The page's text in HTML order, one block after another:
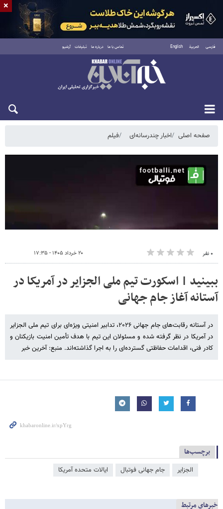
فارسی العربية English تماس با ما درباره ما تبلیغات آرشیو
پنجشنبه ۱۵ مرداد ۱۴۰۵
صفحه اصلی اخبار چندرسانه‌ای فیلم
۰ نفر ۲۰ خرداد ۱۴۰۵ - ۱۷:۳۵
ببینید | اسکورت تیم ملی الجزایر در آمریکا در
آستانه آغاز جام جهانی
در آستانه رقابت‌های جام جهانی ۲۰۲۶، تدابیر امنیتی ویژه‌ای برای تیم ملی الجزایر
در آمریکا در نظر گرفته شده و مسئولان این تیم با هدف تأمین امنیت بازیکنان و
کادر فنی، اقدامات حفاظتی گسترده‌ای را به اجرا گذاشته‌اند. منبع: آخرین خبر
برچسب‌ها
الجزایر جام جهانی فوتبال ایالات متحده آمریکا
خبرهای مرتبط
×